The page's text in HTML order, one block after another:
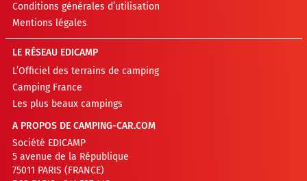
Conditions générales d’utilisation
Mentions légales
LE RÉSEAU EDICAMP
L’Officiel des terrains de camping
Camping France
Les plus beaux campings
A PROPOS DE CAMPING-CAR.COM
Société EDICAMP
5 avenue de la République
75011 PARIS (FRANCE)